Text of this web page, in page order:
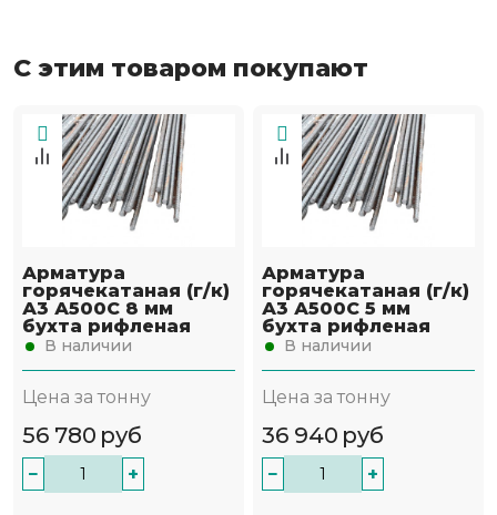
С этим товаром покупают
Арматура
горячекатаная (г/к)
А3 А500С 8 мм
бухта рифленая
В наличии
Цена за тонну
56 780 руб
− +
Арматура
горячекатаная (г/к)
А3 А500С 5 мм
бухта рифленая
В наличии
Цена за тонну
36 940 руб
− +